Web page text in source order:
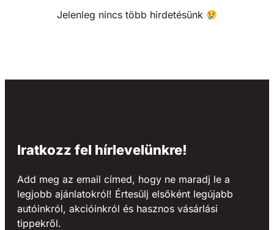
Jelenleg nincs több hirdetésünk
Iratkozz fel hírlevelünkre!
Add meg az email címed, hogy ne maradj le a
legjobb ajánlatokról! Értesülj elsőként legújabb
autóinkról, akcióinkról és hasznos vásárlási
tippekről.